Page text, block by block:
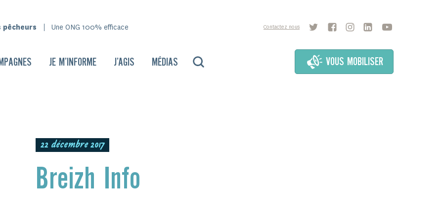
Une ONG 100% efficace Contactez nous
JE M’INFORME J’AGIS MÉDIAS VOUS MOBILISER
22 décembre 2017
Breizh Info